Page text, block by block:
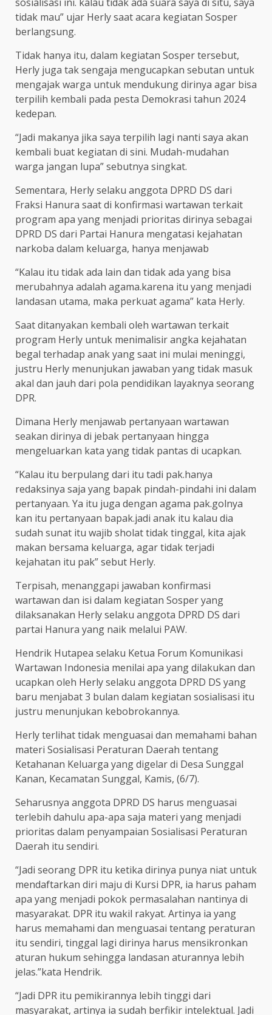
tidak mau” ujar Herly saat acara kegiatan Sosper
berlangsung.
Tidak hanya itu, dalam kegiatan Sosper tersebut,
Herly juga tak sengaja mengucapkan sebutan untuk
mengajak warga untuk mendukung dirinya agar bisa
terpilih kembali pada pesta Demokrasi tahun 2024
kedepan.
“Jadi makanya jika saya terpilih lagi nanti saya akan
kembali buat kegiatan di sini. Mudah-mudahan
warga jangan lupa” sebutnya singkat.
Sementara, Herly selaku anggota DPRD DS dari
Fraksi Hanura saat di konfirmasi wartawan terkait
program apa yang menjadi prioritas dirinya sebagai
DPRD DS dari Partai Hanura mengatasi kejahatan
narkoba dalam keluarga, hanya menjawab
“Kalau itu tidak ada lain dan tidak ada yang bisa
merubahnya adalah agama.karena itu yang menjadi
landasan utama, maka perkuat agama” kata Herly.
Saat ditanyakan kembali oleh wartawan terkait
program Herly untuk menimalisir angka kejahatan
begal terhadap anak yang saat ini mulai meninggi,
justru Herly menunjukan jawaban yang tidak masuk
akal dan jauh dari pola pendidikan layaknya seorang
DPR.
Dimana Herly menjawab pertanyaan wartawan
seakan dirinya di jebak pertanyaan hingga
mengeluarkan kata yang tidak pantas di ucapkan.
“Kalau itu berpulang dari itu tadi pak.hanya
redaksinya saja yang bapak pindah-pindahi ini dalam
pertanyaan. Ya itu juga dengan agama pak.golnya
kan itu pertanyaan bapak.jadi anak itu kalau dia
sudah sunat itu wajib sholat tidak tinggal, kita ajak
makan bersama keluarga, agar tidak terjadi
kejahatan itu pak” sebut Herly.
Terpisah, menanggapi jawaban konfirmasi
wartawan dan isi dalam kegiatan Sosper yang
dilaksanakan Herly selaku anggota DPRD DS dari
partai Hanura yang naik melalui PAW.
Hendrik Hutapea selaku Ketua Forum Komunikasi
Wartawan Indonesia menilai apa yang dilakukan dan
ucapkan oleh Herly selaku anggota DPRD DS yang
baru menjabat 3 bulan dalam kegiatan sosialisasi itu
justru menunjukan kebobrokannya.
Herly terlihat tidak menguasai dan memahami bahan
materi Sosialisasi Peraturan Daerah tentang
Ketahanan Keluarga yang digelar di Desa Sunggal
Kanan, Kecamatan Sunggal, Kamis, (6/7).
Seharusnya anggota DPRD DS harus menguasai
terlebih dahulu apa-apa saja materi yang menjadi
prioritas dalam penyampaian Sosialisasi Peraturan
Daerah itu sendiri.
“Jadi seorang DPR itu ketika dirinya punya niat untuk
mendaftarkan diri maju di Kursi DPR, ia harus paham
apa yang menjadi pokok permasalahan nantinya di
masyarakat. DPR itu wakil rakyat. Artinya ia yang
harus memahami dan menguasai tentang peraturan
itu sendiri, tinggal lagi dirinya harus mensikronkan
aturan hukum sehingga landasan aturannya lebih
jelas.”kata Hendrik.
“Jadi DPR itu pemikirannya lebih tinggi dari
masyarakat, artinya ia sudah berfikir intelektual. Jadi